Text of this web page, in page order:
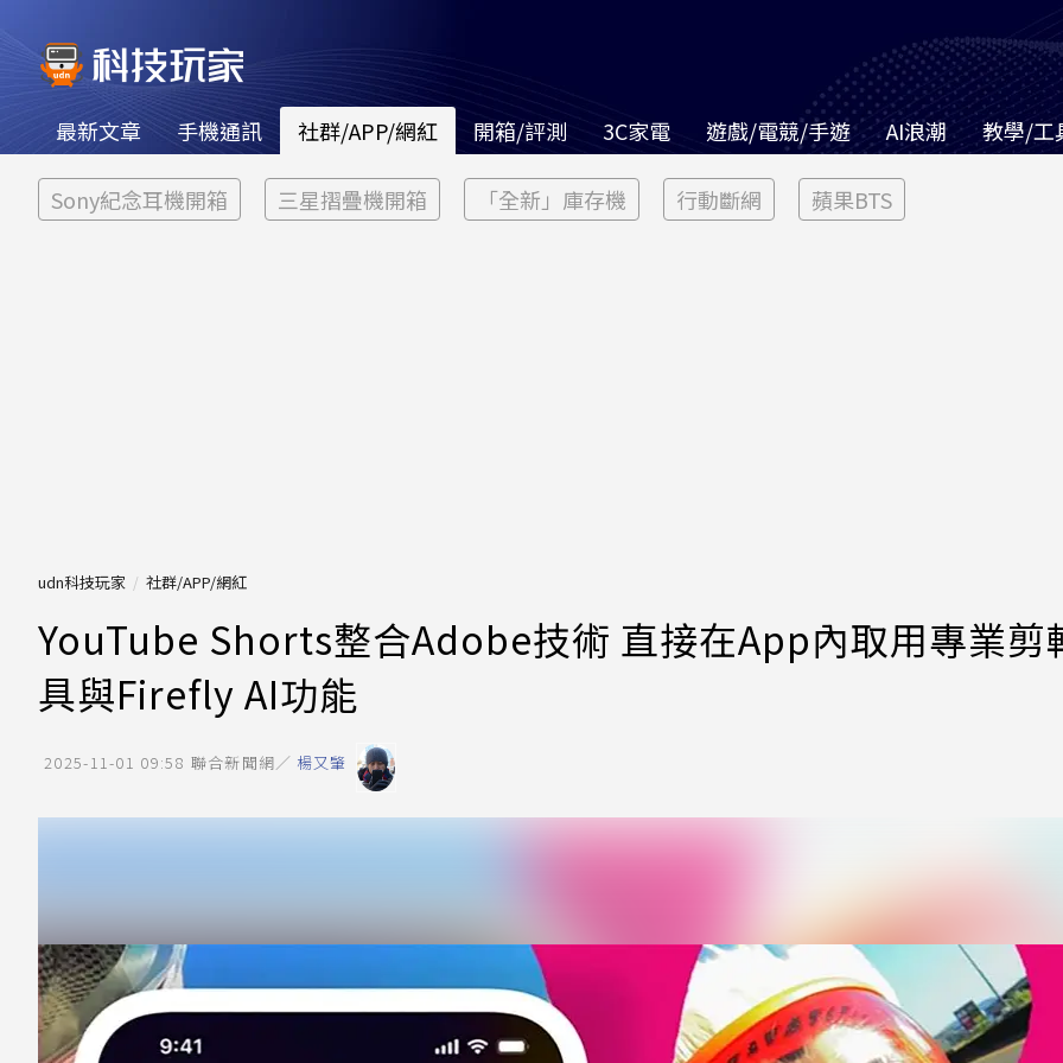
最新文章 手機通訊 社群/APP/網紅 開箱/評測 3C家電 遊戲/電競/手遊 AI浪潮 教學/工
Sony紀念耳機開箱 三星摺疊機開箱 「全新」庫存機 行動斷網 蘋果BTS
udn科技玩家 社群/APP/網紅
YouTube Shorts整合Adobe技術 直接在App內取用專業剪
具與Firefly AI功能
2025-11-01 09:58 聯合新聞網／ 楊又肇